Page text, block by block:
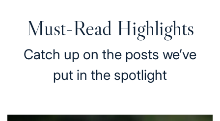
Must-Read Highlights
Catch up on the posts we’ve
put in the spotlight